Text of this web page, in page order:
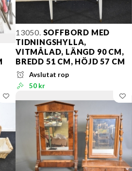
13050. SOFFBORD MED
TIDNINGSHYLLA,
VITMÅLAD, LÄNGD 90 CM,
BREDD 51 CM, HÖJD 57 CM
Avslutat rop
50 kr